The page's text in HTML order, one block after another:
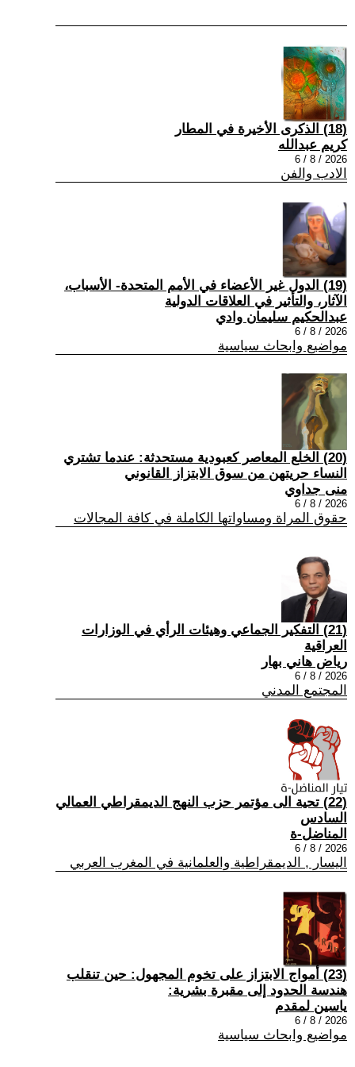
(18) الذكرى الأخيرة في المطار
كريم عبدالله
2026 / 8 / 6
الادب والفن
(19) الدول غير الأعضاء في الأمم المتحدة- الأسباب،
الآثار، والتأثير في العلاقات الدولية
عبدالحكيم سليمان وادي
2026 / 8 / 6
مواضيع وابحاث سياسية
(20) الخلع المعاصر كعبودية مستحدثة: عندما تشتري
النساء حريتهن من سوق الابتزاز القانوني
منى جداوي
2026 / 8 / 6
حقوق المراة ومساواتها الكاملة في كافة المجالات
(21) التفكير الجماعي وهيئات الرأي في الوزارات
العراقية
رياض هاني بهار
2026 / 8 / 6
المجتمع المدني
(22) تحية الى مؤتمر حزب النهج الديمقراطي العمالي
السادس
المناضل-ة
2026 / 8 / 6
اليسار , الديمقراطية والعلمانية في المغرب العربي
(23) أمواج الابتزاز على تخوم المجهول: حين تنقلب
هندسة الحدود إلى مقبرة بشرية:
ياسين لمقدم
2026 / 8 / 6
مواضيع وابحاث سياسية